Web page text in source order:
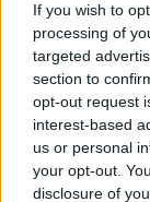
If you wish to
processing of
targeted
section to
opt-out request
interest-based
us or personal
your opt-out.
disclosure of